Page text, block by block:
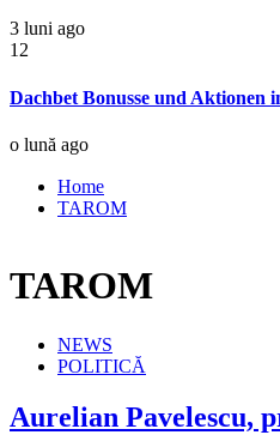
3 luni ago
12
Dachbet Bonusse und Aktionen
o lună ago
Home
TAROM
TAROM
NEWS
POLITICĂ
Aurelian Pavelescu,